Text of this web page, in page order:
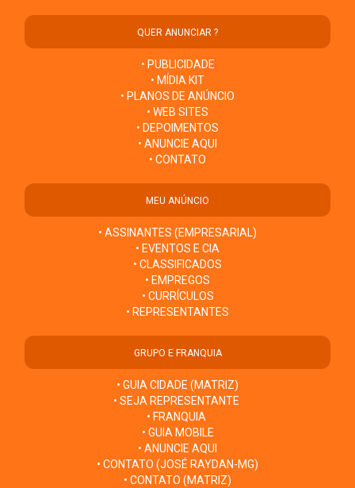
QUER ANUNCIAR ?
• PUBLICIDADE
• MÍDIA KIT
• PLANOS DE ANÚNCIO
• WEB SITES
• DEPOIMENTOS
• ANUNCIE AQUI
• CONTATO
MEU ANÚNCIO
• ASSINANTES (EMPRESARIAL)
• EVENTOS E CIA
• CLASSIFICADOS
• EMPREGOS
• CURRÍCULOS
• REPRESENTANTES
GRUPO E FRANQUIA
• GUIA CIDADE (MATRIZ)
• SEJA REPRESENTANTE
• FRANQUIA
• GUIA MOBILE
• ANUNCIE AQUI
• CONTATO (JOSÉ RAYDAN-MG)
• CONTATO (MATRIZ)